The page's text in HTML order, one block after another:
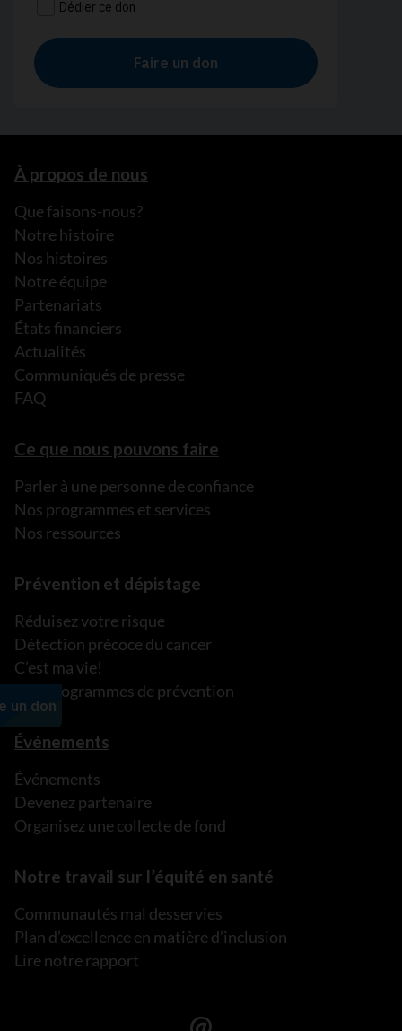
À propos de nous
Que faisons-nous?
Notre histoire
Nos histoires
Notre équipe
Partenariats
États financiers
Actualités
Communiqués de presse
FAQ
Ce que nous pouvons faire
Parler à une personne de confiance
Nos programmes et services
Nos ressources
Prévention et dépistage
Réduisez votre risque
Détection précoce du cancer
C’est ma vie!
Nos programmes de prévention
Événements
Événements
Devenez partenaire
Organisez une collecte de fond
Notre travail sur l’équité en santé
Communautés mal desservies
Plan d’excellence en matière d’inclusion
Lire notre rapport